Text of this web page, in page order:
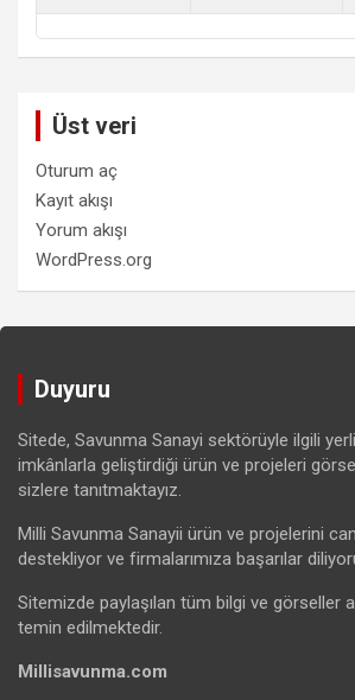
Üst veri
Oturum aç
Kayıt akışı
Yorum akışı
WordPress.org
Duyuru
Sitede, Savunma Sanayi sektörüyle ilgili
imkânlarla geliştirdiği ürün ve projeleri görsel
sizlere tanıtmaktayız.
Milli Savunma Sanayii ürün ve projelerini
destekliyor ve firmalarımıza başarılar
Sitemizde paylaşılan tüm bilgi ve görseller
temin edilmektedir.
Millisavunma.com